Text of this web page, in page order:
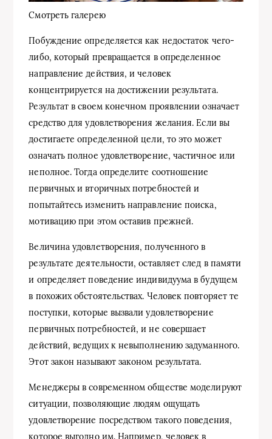
Смотреть галерею
Побуждение определяется как недостаток чего-
либо, который превращается в определенное
направление действия, и человек
концентрируется на достижении результата.
Результат в своем конечном проявлении означает
средство для удовлетворения желания. Если вы
достигаете определенной цели, то это может
означать полное удовлетворение, частичное или
неполное. Тогда определите соотношение
первичных и вторичных потребностей и
попытайтесь изменить направление поиска,
мотивацию при этом оставив прежней.
Величина удовлетворения, полученного в
результате деятельности, оставляет след в памяти
и определяет поведение индивидуума в будущем
в похожих обстоятельствах. Человек повторяет те
поступки, которые вызвали удовлетворение
первичных потребностей, и не совершает
действий, ведущих к невыполнению задуманного.
Этот закон называют законом результата.
Менеджеры в современном обществе моделируют
ситуации, позволяющие людям ощущать
удовлетворение посредством такого поведения,
которое выгодно им. Например, человек в